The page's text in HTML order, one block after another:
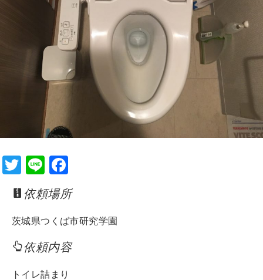
T
wi
tt
er
Li
n
e
a
c
e
b
o
依頼場所
茨城県つくば市研究学園
依頼内容
トイレ詰まり